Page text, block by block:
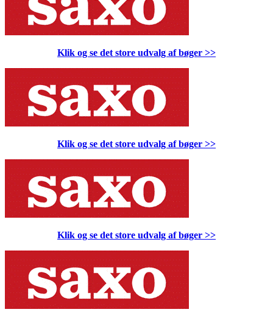
Klik og se det store udvalg af bøger >>
Klik og se det store udvalg af bøger >>
Klik og se det store udvalg af bøger >>